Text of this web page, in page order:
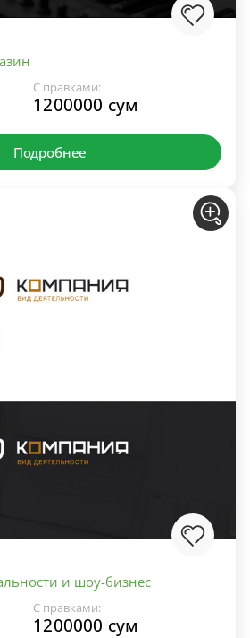
С правками:
1200000 сум
Подробнее
и шоу-бизнес
С правками:
1200000 сум